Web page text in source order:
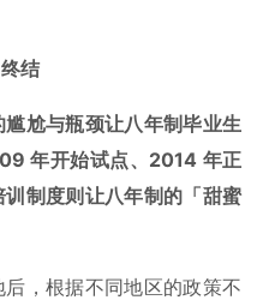
结
尬与瓶颈让八年制毕业生
年开始试点、2014 年正
制度则让八年制的「甜蜜
，根据不同地区的政策不